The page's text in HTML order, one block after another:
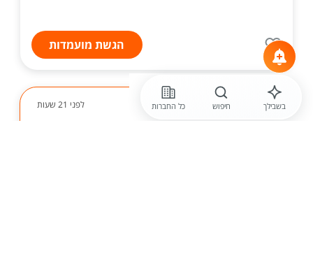
הגשת מועמדות
לפני 21 שעות בשבילך חיפוש כל החברות